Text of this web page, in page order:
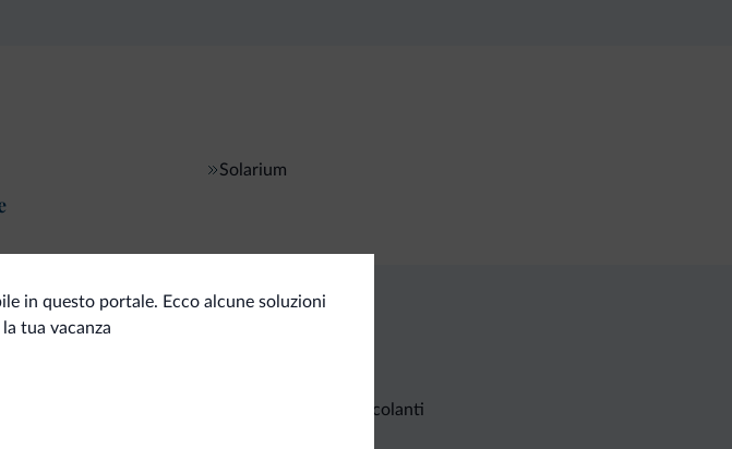
Solarium
in questo portale. Ecco alcune soluzioni
tua vacanza
Richieste non vincolanti